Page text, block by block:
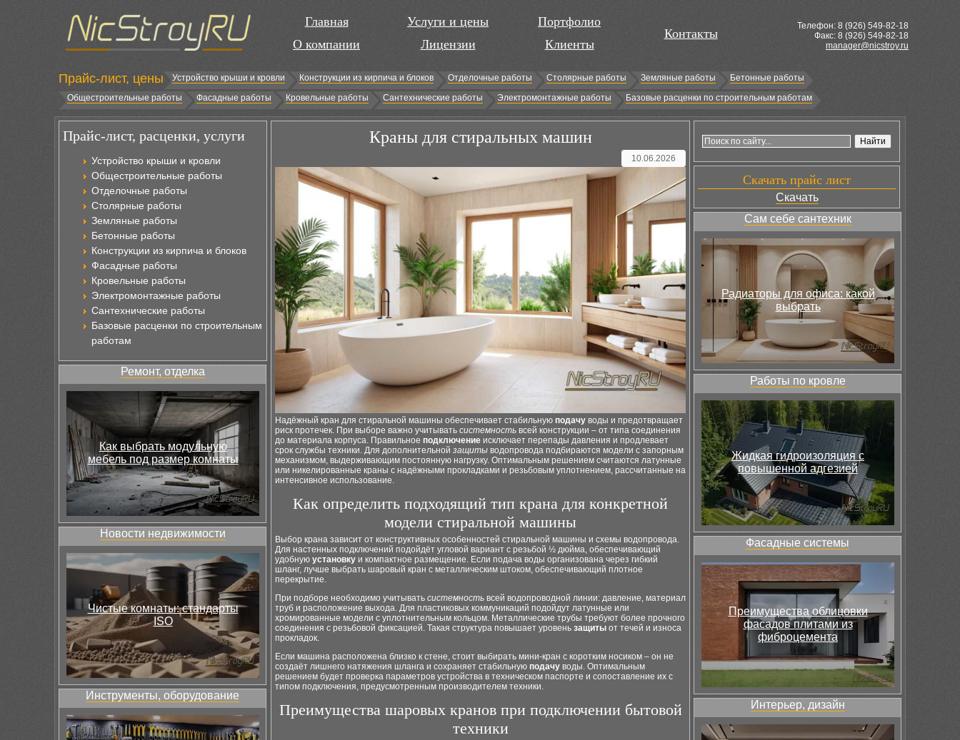
Главная
О компании
Услуги и цены
Лицензии
Портфолио
Клиенты
Контакты
Телефон: 8 (926) 549-82-18
Факс: 8 (926) 549-82-18
manager@nicstroy.ru
Прайс-лист, цены Устройство крыши и кровли Конструкции из кирпича и блоков Отделочные работы Столярные работы Земляные работы
Бетонные работы
Общестроительные работы
Фасадные работы Кровельные работы Сантехнические работы Электромонтажные работы Базовые расценки по строительным работам
Прайс-лист, расценки, услуги
Устройство крыши и кровли
Общестроительные работы
Отделочные работы
Столярные работы
Земляные работы
Бетонные работы
Конструкции из кирпича и блоков
Фасадные работы
Кровельные работы
Электромонтажные работы
Сантехнические работы
Базовые расценки по строительным
работам
Ремонт, отделка
Как выбрать модульную
мебель под размер комнаты
Новости недвижимости
Чистые комнаты: стандарты
ISO
Инструменты, оборудование
Краны для стиральных машин
10.06.2026
Надёжный кран для стиральной машины обеспечивает стабильную подачу воды и предотвращает
риск протечек. При выборе важно учитывать системность всей конструкции – от типа соединения
до материала корпуса. Правильное подключение исключает перепады давления и продлевает
срок службы техники. Для дополнительной защиты водопровода подбираются модели с запорным
механизмом, выдерживающим постоянную нагрузку. Оптимальным решением считаются латунные
или никелированные краны с надёжными прокладками и резьбовым уплотнением, рассчитанные на
интенсивное использование.
Как определить подходящий тип крана для конкретной
модели стиральной машины
Выбор крана зависит от конструктивных особенностей стиральной машины и схемы водопровода.
Для настенных подключений подойдёт угловой вариант с резьбой ½ дюйма, обеспечивающий
удобную установку и компактное размещение. Если подача воды организована через гибкий
шланг, лучше выбрать шаровый кран с металлическим штоком, обеспечивающий плотное
перекрытие.
При подборе необходимо учитывать системность всей водопроводной линии: давление, материал
труб и расположение выхода. Для пластиковых коммуникаций подойдут латунные или
хромированные модели с уплотнительным кольцом. Металлические трубы требуют более прочного
соединения с резьбовой фиксацией. Такая структура повышает уровень защиты от течей и износа
прокладок.
Если машина расположена близко к стене, стоит выбирать мини-кран с коротким носиком – он не
создаёт лишнего натяжения шланга и сохраняет стабильную подачу воды. Оптимальным
решением будет проверка параметров устройства в техническом паспорте и сопоставление их с
типом подключения, предусмотренным производителем техники.
Преимущества шаровых кранов при подключении бытовой
техники
Скачать прайс лист
Скачать
Сам себе сантехник
Радиаторы для офиса: какой
выбрать
Работы по кровле
Жидкая гидроизоляция с
повышенной адгезией
Фасадные системы
Преимущества облицовки
фасадов плитами из
фиброцемента
Интерьер, дизайн